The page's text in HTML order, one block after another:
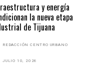
y energía
la nueva etapa
de Tijuana
REDACCIÓN CENTRO URBANO
JULIO 10, 2026